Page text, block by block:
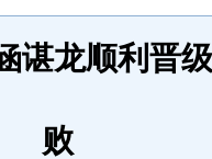
谌龙顺利晋
败